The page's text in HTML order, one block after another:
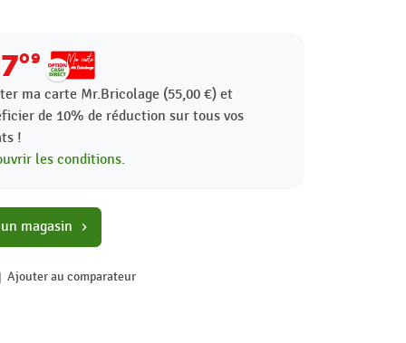
09
ma carte Mr.Bricolage (55,00 €) et
de 10% de réduction sur tous vos
!
les conditions.
magasin chevron_right
Ajouter au comparateur